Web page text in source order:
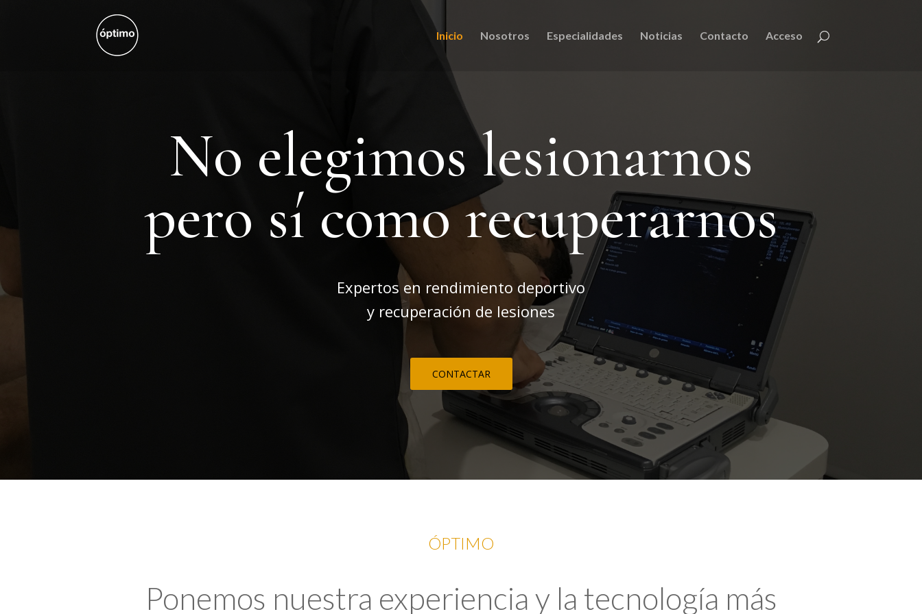
Inicio Nosotros Especialidades Noticias Contacto Acceso
No elegimos lesionarnos
pero sí como recuperarnos
Expertos en rendimiento deportivo
y recuperación de lesiones
CONTACTAR
ÓPTIMO
Ponemos nuestra experiencia y la tecnología más